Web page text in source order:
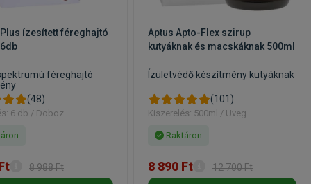
ízesített féreghajtó
féreghajtó
(48)
6 db / Doboz
8 988 Ft
Aptus Apto-Flex szirup
kutyáknak és macskáknak 500ml
Ízületvédő készítmény kutyáknak
(101)
Kiszerelés: 500ml / Üveg
Raktáron
8 890 Ft 12 700 Ft